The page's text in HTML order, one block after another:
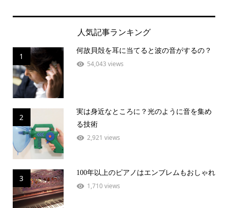
人気記事ランキング
1
何故貝殻を耳に当てると波の音がするの？
54,043 views
2
実は身近なところに？光のように音を集め
る技術
2,921 views
3
100年以上のピアノはエンブレムもおしゃれ
1,710 views